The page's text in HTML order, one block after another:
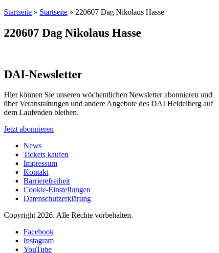
Startseite » Startseite » 220607 Dag Nikolaus Hasse
220607 Dag Nikolaus Hasse
DAI-Newsletter
Hier können Sie unseren wöchentlichen Newsletter abonnieren und
über Veranstaltungen und andere Angebote des DAI Heidelberg auf
dem Laufenden bleiben.
Jetzt abonnieren
News
Tickets kaufen
Impressum
Kontakt
Barrierefreiheit
Cookie-Einstellungen
Datenschutzerklärung
Copyright 2026. Alle Rechte vorbehalten.
Facebook
Instagram
YouTube